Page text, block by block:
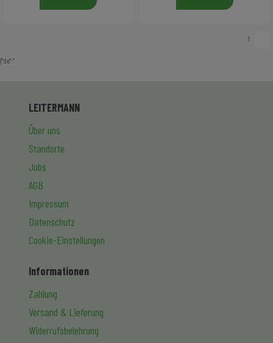
1
{"de":"
LEITERMANN
Über uns
Standorte
Jobs
AGB
Impressum
Datenschutz
Cookie-Einstellungen
Informationen
Zahlung
Versand & Lieferung
Widerrufsbelehrung